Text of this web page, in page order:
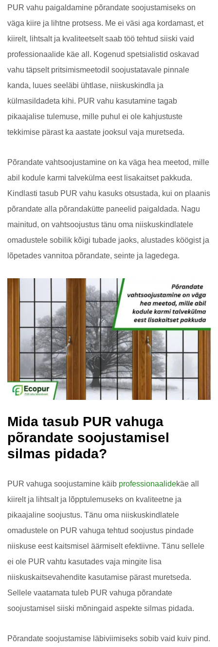
PUR vahu paigaldamine põrandate soojustamiseks on
väga kiire ja lihtne protsess. Me ei väsi aga kordamast, et
kiirelt, lihtsalt ja kvaliteetselt saab töö tehtud siiski vaid
professionaalide käe all. Kogenud spetsialistid oskavad
vahu täpselt pritsimismeetodil soojustatavale pinnale
kanda, luues seeläbi ühtlase, niiskuskindla ja
külmasildadeta kihi. PUR vahu kasutamine tagab
pikaajalise tulemuse, mille puhul ei ole kahjustuste
tekkimise pärast ka aastate jooksul vaja muretseda.
Põrandate vahtsoojustamine on ka väga hea meetod, mille
abil kodule karmi talvekülma eest lisakaitset pakkuda.
Kindlasti tasub PUR vahu kasuks otsustada, kui on plaanis
põrandate alla põrandakütte paneelid paigaldada. Nagu
mainitud, on vahtsoojustus tänu oma niiskuskindlatele
omadustele sobilik kõigi tubade jaoks, alustades köögist ja
lõpetades vannitoa põrandate, seinte ja lagedega.
Mida tasub PUR vahuga
põrandate soojustamisel
silmas pidada?
PUR vahuga soojustamine käib professionaalidekäe all
kiirelt ja lihtsalt ja lõpptulemuseks on kvaliteetne ja
pikaajaline soojustus. Tänu oma niiskuskindlatele
omadustele on PUR vahuga tehtud soojustus pindade
niiskuse eest kaitsmisel äärmiselt efektiivne. Tänu sellele
ei ole PUR vahtu kasutades vaja mingite lisa
niiskuskaitsevahendite kasutamise pärast muretseda.
Sellele vaatamata tuleb PUR vahuga põrandate
soojustamisel siiski mõningaid aspekte silmas pidada.
Põrandate soojustamise läbiviimiseks sobib vaid kuiv pind.